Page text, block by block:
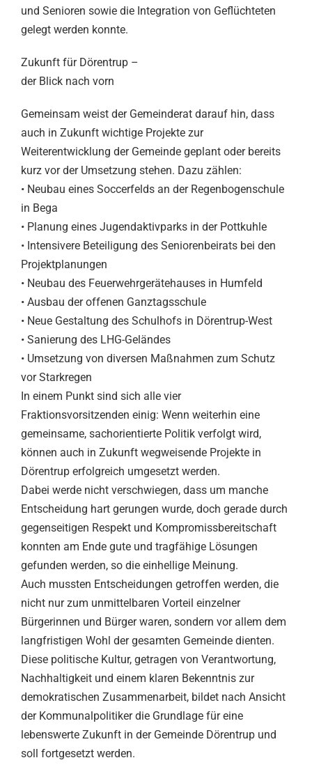
und Senioren sowie die Integration von Geflüchteten
gelegt werden konnte.
Zukunft für Dörentrup –
der Blick nach vorn
Gemeinsam weist der Gemeinderat darauf hin, dass
auch in Zukunft wichtige Projekte zur
Weiterentwicklung der Gemeinde geplant oder bereits
kurz vor der Umsetzung stehen. Dazu zählen:
• Neubau eines Soccerfelds an der Regenbogenschule
in Bega
• Planung eines Jugendaktivparks in der Pottkuhle
• Intensivere Beteiligung des Seniorenbeirats bei den
Projektplanungen
• Neubau des Feuerwehrgerätehauses in Humfeld
• Ausbau der offenen Ganztagsschule
• Neue Gestaltung des Schulhofs in Dörentrup-West
• Sanierung des LHG-Geländes
• Umsetzung von diversen Maßnahmen zum Schutz
vor Starkregen
In einem Punkt sind sich alle vier
Fraktionsvorsitzenden einig: Wenn weiterhin eine
gemeinsame, sachorientierte Politik verfolgt wird,
können auch in Zukunft wegweisende Projekte in
Dörentrup erfolgreich umgesetzt werden.
Dabei werde nicht verschwiegen, dass um manche
Entscheidung hart gerungen wurde, doch gerade durch
gegenseitigen Respekt und Kompromissbereitschaft
konnten am Ende gute und tragfähige Lösungen
gefunden werden, so die einhellige Meinung.
Auch mussten Entscheidungen getroffen werden, die
nicht nur zum unmittelbaren Vorteil einzelner
Bürgerinnen und Bürger waren, sondern vor allem dem
langfristigen Wohl der gesamten Gemeinde dienten.
Diese politische Kultur, getragen von Verantwortung,
Nachhaltigkeit und einem klaren Bekenntnis zur
demokratischen Zusammenarbeit, bildet nach Ansicht
der Kommunalpolitiker die Grundlage für eine
lebenswerte Zukunft in der Gemeinde Dörentrup und
soll fortgesetzt werden.